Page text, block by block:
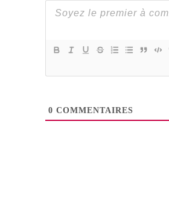
0 COMMENTAIRES